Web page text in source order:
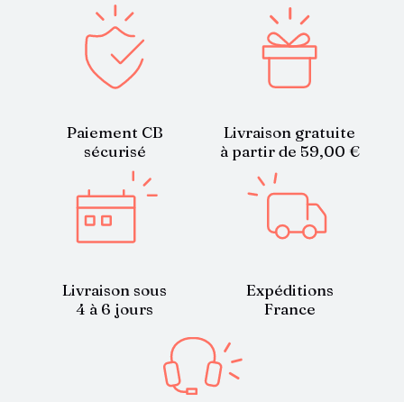
Paiement CB
sécurisé
Livraison gratuite
à partir de 59,00 €
Livraison sous
4 à 6 jours
Expéditions
France